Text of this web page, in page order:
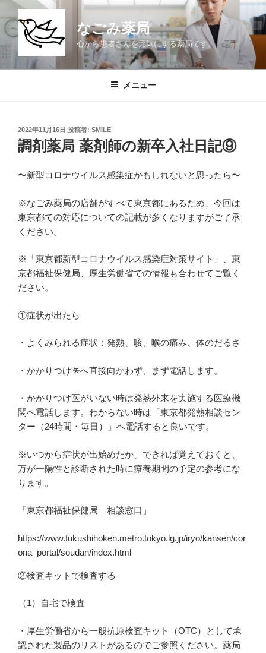
ン
テ
なごみ薬局
心から患者さんを元気にする薬局です。
メニュー
投
稿
日:
2022年11月16日 投稿者: SMILE
調剤薬局 薬剤師の新卒入社日記⑨
〜新型コロナウイルス感染症かもしれないと思ったら〜
※なごみ薬局の店舗がすべて東京都にあるため、今回は
東京都での対応についての記載が多くなりますがご了承
ください。
※「東京都新型コロナウイルス感染症対策サイト」、東
京都福祉保健局、厚生労働省での情報も合わせてご覧く
ださい。
①症状が出たら
・よくみられる症状：発熱、咳、喉の痛み、体のだるさ
・かかりつけ医へ直接向かわず、まず電話します。
・かかりつけ医がいない時は発熱外来を実施する医療機
関へ電話します。わからない時は「東京都発熱相談セン
ター（24時間・毎日）」へ電話すると良いです。
※いつから症状が出始めたか、できれば覚えておくと、
万が一陽性と診断された時に療養期間の予定の参考にな
ります。
「東京都福祉保健局 相談窓口」
https://www.fukushihoken.metro.tokyo.lg.jp/iryo/kansen/cor
ona_portal/soudan/index.html
②検査キットで検査する
（1）自宅で検査
・厚生労働省から一般抗原検査キット（OTC）として承
認された製品のリストがあるのでご参照ください。薬局